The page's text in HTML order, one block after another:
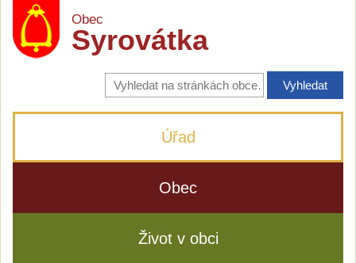
Obec
Syrovátka
Vyhledávání
na
stránkách
Úřad
Obec
Život v obci